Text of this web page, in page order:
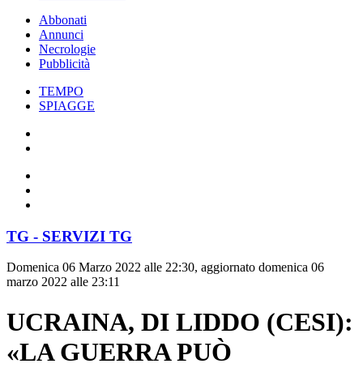
Abbonati
Annunci
Necrologie
Pubblicità
TEMPO
SPIAGGE
TG - SERVIZI TG
Domenica 06 Marzo 2022 alle 22:30, aggiornato domenica 06
marzo 2022 alle 23:11
UCRAINA, DI LIDDO (CESI):
«LA GUERRA PUÒ